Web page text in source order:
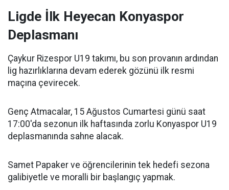
Ligde İlk Heyecan Konyaspor
Deplasmanı
Çaykur Rizespor U19 takımı, bu son provanın ardından
lig hazırlıklarına devam ederek gözünü ilk resmi
maçına çevirecek.
Genç Atmacalar, 15 Ağustos Cumartesi günü saat
17:00'da sezonun ilk haftasında zorlu Konyaspor U19
deplasmanında sahne alacak.
Samet Papaker ve öğrencilerinin tek hedefi sezona
galibiyetle ve moralli bir başlangıç yapmak.